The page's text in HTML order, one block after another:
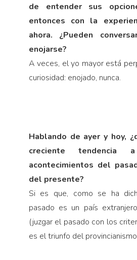
de entender sus
entonces con la
ahora. ¿Pueden
enojarse?
A veces, el yo mayor está
curiosidad: enojado, nunca.
Hablando de ayer y hoy,
creciente tendencia
acontecimientos del
del presente?
Si es que, como se ha
pasado es un país
(juzgar el pasado con los
es el triunfo del